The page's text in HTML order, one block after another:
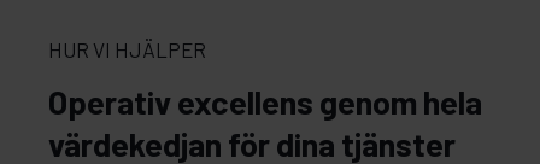
HUR VI HJÄLPER
Operativ excellens genom hela
värdekedjan för dina tjänster